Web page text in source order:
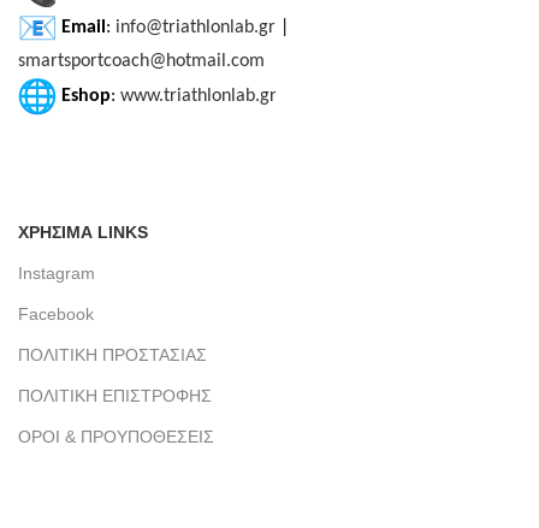
Email : info@triathlonlab.gr
smartsportcoach@hotmail.com
Eshop: www.triathlonlab.gr
ΧΡΗΣΙΜΑ LINKS
Instagram
Facebook
ΠΟΛΙΤΙΚΗ ΠΡΟΣΤΑΣΙΑΣ
ΠΟΛΙΤΙΚΗ ΕΠΙΣΤΡΟΦΗΣ
ΟΡΟΙ & ΠΡΟΥΠΟΘΕΣΕΙΣ